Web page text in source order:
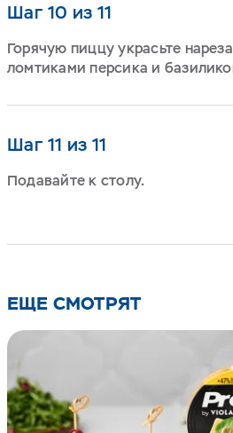
Шаг 10 из 11
Горячую пиццу украсьте
ломтиками персика и
Шаг 11 из 11
Подавайте к столу.
ЕЩЕ СМОТРЯТ